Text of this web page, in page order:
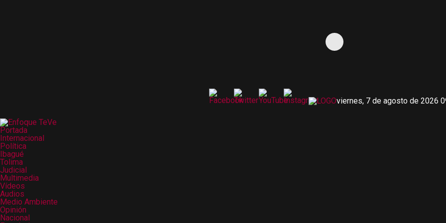
viernes, 7 de agosto de 2026
Portada
Internacional
Política
Ibagué
Tolima
Judicial
Multimedia
Vídeos
Audios
Medio Ambiente
Opinión
Nacional